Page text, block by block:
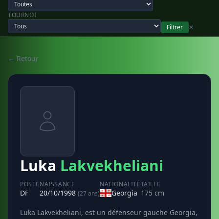
TOURNOI
Filtrer
✕
← Retour
Luka Lakvekheliani
POSTE
DF
NAISSANCE
20/10/1998 (27 ans)
NATIONALITÉ
Georgia
TAILLE
175 cm
Luka Lakvekheliani, est un défenseur gauche Georgia,